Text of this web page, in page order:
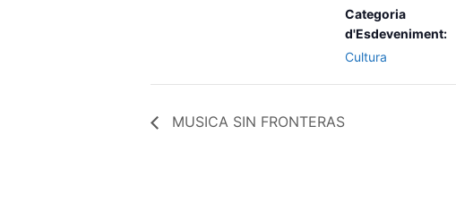
Categoria
d'Esdeveniment:
Cultura
MUSICA SIN FRONTERAS